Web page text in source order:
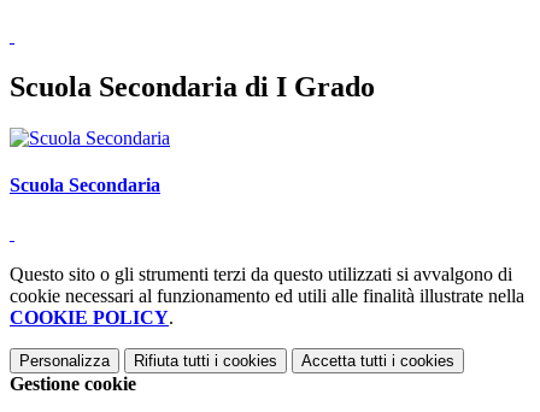
Scuola Secondaria di I Grado
Scuola Secondaria
Questo sito o gli strumenti terzi da questo utilizzati si avvalgono di
cookie necessari al funzionamento ed utili alle finalità illustrate nella
COOKIE POLICY.
Personalizza Rifiuta tutti i cookies Accetta tutti i cookies
Gestione cookie